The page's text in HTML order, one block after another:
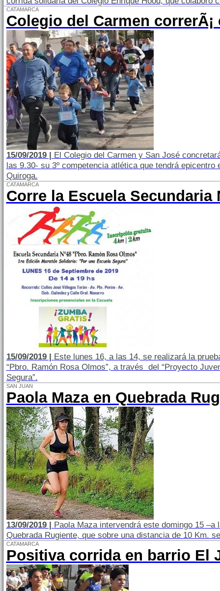
CATAMARCA
Colegio del Carmen correrÃ¡
15/09/2019 | El Colegio del Carmen y San José
las 9.30- su 3º competencia atlética que tendrá epicentro
Quiroga.
CATAMARCA
Corre la Escuela Secundaria
15/09/2019 | Este lunes 16, a las 14, se realizará la
“Pbro. Ramón Rosa Olmos”, a través del “Proyecto
Segura”.
SAN JUAN
Paola Maza en Quebrada
13/09/2019 | Paola Maza intervendrá este domingo 15 –a
Quebrada Rugiente, que sobre una distancia de 10 Km.
CATAMARCA
Positiva corrida en barrio El